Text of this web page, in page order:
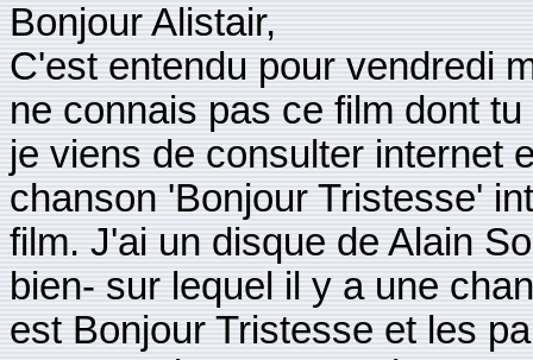
Bonjour Alistair,
C'est entendu pour vendredi
ne connais pas ce film dont
je viens de consulter internet
chanson 'Bonjour Tristesse'
film. J'ai un disque de Alain
bien- sur lequel il y a une
est Bonjour Tristesse et les